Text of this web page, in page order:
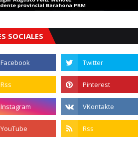
SOCIALES